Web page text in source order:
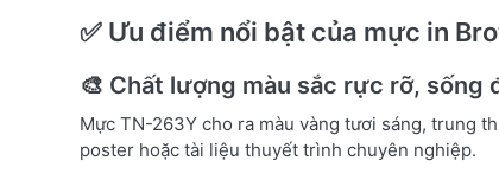
✅ Ưu điểm nổi bật của mực in
🎨 Chất lượng màu sắc rực rỡ, sống
Mực TN-263Y cho ra màu vàng tươi sáng, trung
poster hoặc tài liệu thuyết trình chuyên nghiệp.